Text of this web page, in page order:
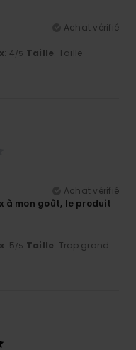
Achat vérifié
: 4/5 Taille: Taille
Achat vérifié
à mon goût, le produit
: 5/5 Taille: Trop grand